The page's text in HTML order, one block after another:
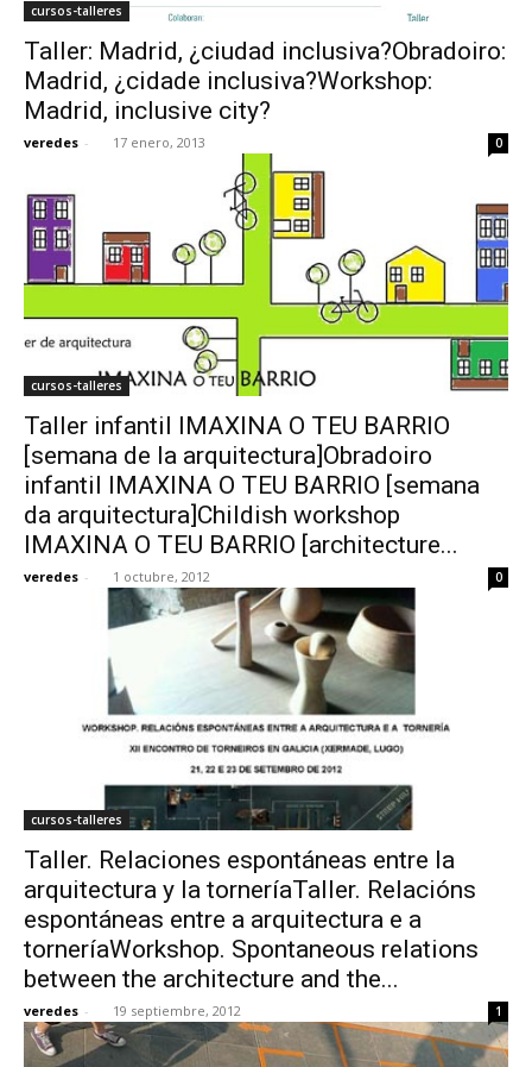
cursos-talleres
Taller: Madrid, ¿ciudad inclusiva?Obradoiro:
Madrid, ¿cidade inclusiva?Workshop:
Madrid, inclusive city?
veredes - 17 enero, 2013 0
cursos-talleres
Taller infantil IMAXINA O TEU BARRIO
[semana de la arquitectura]Obradoiro
infantil IMAXINA O TEU BARRIO [semana
da arquitectura]Childish workshop
IMAXINA O TEU BARRIO [architecture...
veredes - 1 octubre, 2012 0
cursos-talleres
Taller. Relaciones espontáneas entre la
arquitectura y la torneríaTaller. Relacións
espontáneas entre a arquitectura e a
torneríaWorkshop. Spontaneous relations
between the architecture and the...
veredes - 19 septiembre, 2012 1